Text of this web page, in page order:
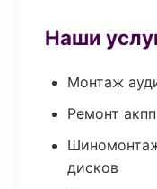
Наши
Монтаж
Ремонт
дисков